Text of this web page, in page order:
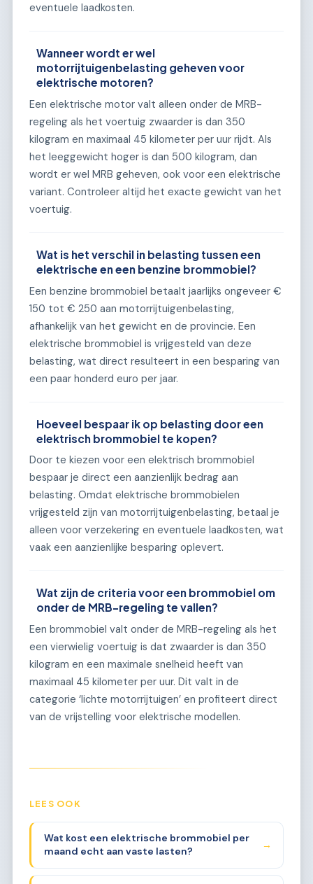
eventuele laadkosten.
Wanneer wordt er wel
motorrijtuigenbelasting geheven voor
elektrische motoren?
Een elektrische motor valt alleen onder de MRB-
regeling als het voertuig zwaarder is dan 350
kilogram en maximaal 45 kilometer per uur rijdt. Als
het leeggewicht hoger is dan 500 kilogram, dan
wordt er wel MRB geheven, ook voor een elektrische
variant. Controleer altijd het exacte gewicht van het
voertuig.
Wat is het verschil in belasting tussen een
elektrische en een benzine brommobiel?
Een benzine brommobiel betaalt jaarlijks ongeveer €
150 tot € 250 aan motorrijtuigenbelasting,
afhankelijk van het gewicht en de provincie. Een
elektrische brommobiel is vrijgesteld van deze
belasting, wat direct resulteert in een besparing van
een paar honderd euro per jaar.
Hoeveel bespaar ik op belasting door een
elektrisch brommobiel te kopen?
Door te kiezen voor een elektrisch brommobiel
bespaar je direct een aanzienlijk bedrag aan
belasting. Omdat elektrische brommobielen
vrijgesteld zijn van motorrijtuigenbelasting, betaal je
alleen voor verzekering en eventuele laadkosten, wat
vaak een aanzienlijke besparing oplevert.
Wat zijn de criteria voor een brommobiel om
onder de MRB-regeling te vallen?
Een brommobiel valt onder de MRB-regeling als het
een vierwielig voertuig is dat zwaarder is dan 350
kilogram en een maximale snelheid heeft van
maximaal 45 kilometer per uur. Dit valt in de
categorie ‘lichte motorrijtuigen’ en profiteert direct
van de vrijstelling voor elektrische modellen.
LEES OOK
Wat kost een elektrische brommobiel per
maand echt aan vaste lasten?
→